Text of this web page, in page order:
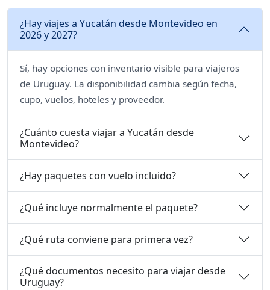
¿Hay viajes a Yucatán desde Montevideo en
2026 y 2027?
Sí, hay opciones con inventario visible para viajeros
de Uruguay. La disponibilidad cambia según fecha,
cupo, vuelos, hoteles y proveedor.
¿Cuánto cuesta viajar a Yucatán desde
Montevideo?
¿Hay paquetes con vuelo incluido?
¿Qué incluye normalmente el paquete?
¿Qué ruta conviene para primera vez?
¿Qué documentos necesito para viajar desde
Uruguay?